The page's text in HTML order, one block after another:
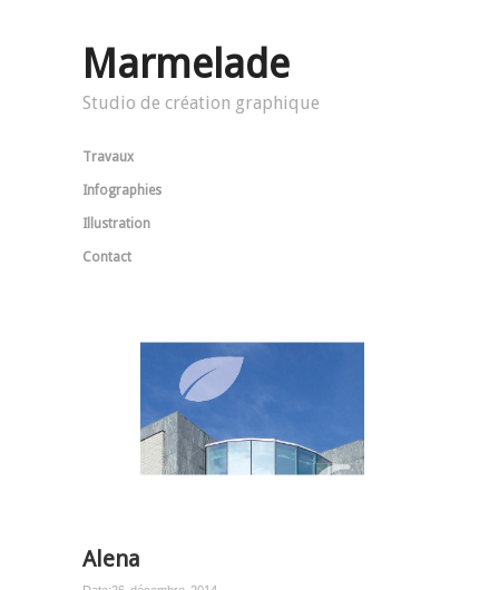
Marmelade
Studio de création graphique
Travaux
Infographies
Illustration
Contact
Alena